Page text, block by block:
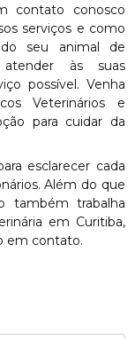
contato conosco
serviços e como
seu animal de
atender às suas
possível. Venha
Veterinários e
para cuidar da
esclarecer cada
Além do que
também trabalha
em Curitiba,
em contato.